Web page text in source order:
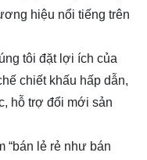
hiệu nổi tiếng trên
tôi đặt lợi ích của
chiết khấu hấp dẫn,
hỗ trợ đổi mới sản
lẻ rẻ như bán